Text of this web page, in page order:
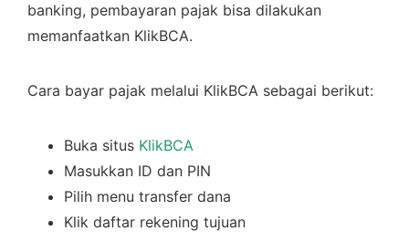
banking, pembayaran pajak bisa dilakukan
memanfaatkan KlikBCA.
Cara bayar pajak melalui KlikBCA sebagai berikut:
Buka situs KlikBCA
Masukkan ID dan PIN
Pilih menu transfer dana
Klik daftar rekening tujuan